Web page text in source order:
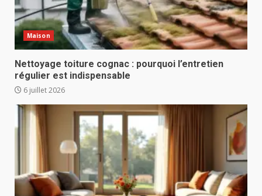
Maison
Nettoyage toiture cognac : pourquoi l’entretien
régulier est indispensable
6 juillet 2026